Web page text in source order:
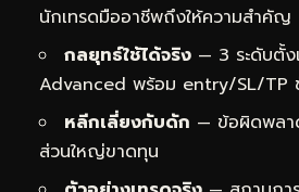
นักเทรดมืออาชีพถึงให้ความสำคัญ
กลยุทธ์ใช้ได้จริง — 3 ระดับตั้
Advanced พร้อม entry/SL/TP
หลีกเลี่ยงกับดัก — ข้อผิดพลา
ส่วนใหญ่ขาดทุน